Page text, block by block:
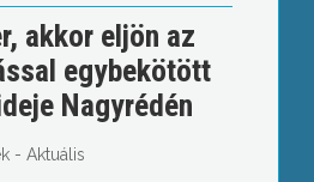
akkor eljön az
egybekötött
Nagyrédén
- Aktuális